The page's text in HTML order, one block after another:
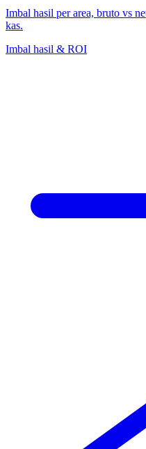
Imbal hasil per area, bruto vs
kas.
Imbal hasil & ROI